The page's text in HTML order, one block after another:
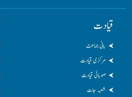
قیادت
بانی جماعت
مرکزی قیادت
صوبائی قیادت
شعبہ جات